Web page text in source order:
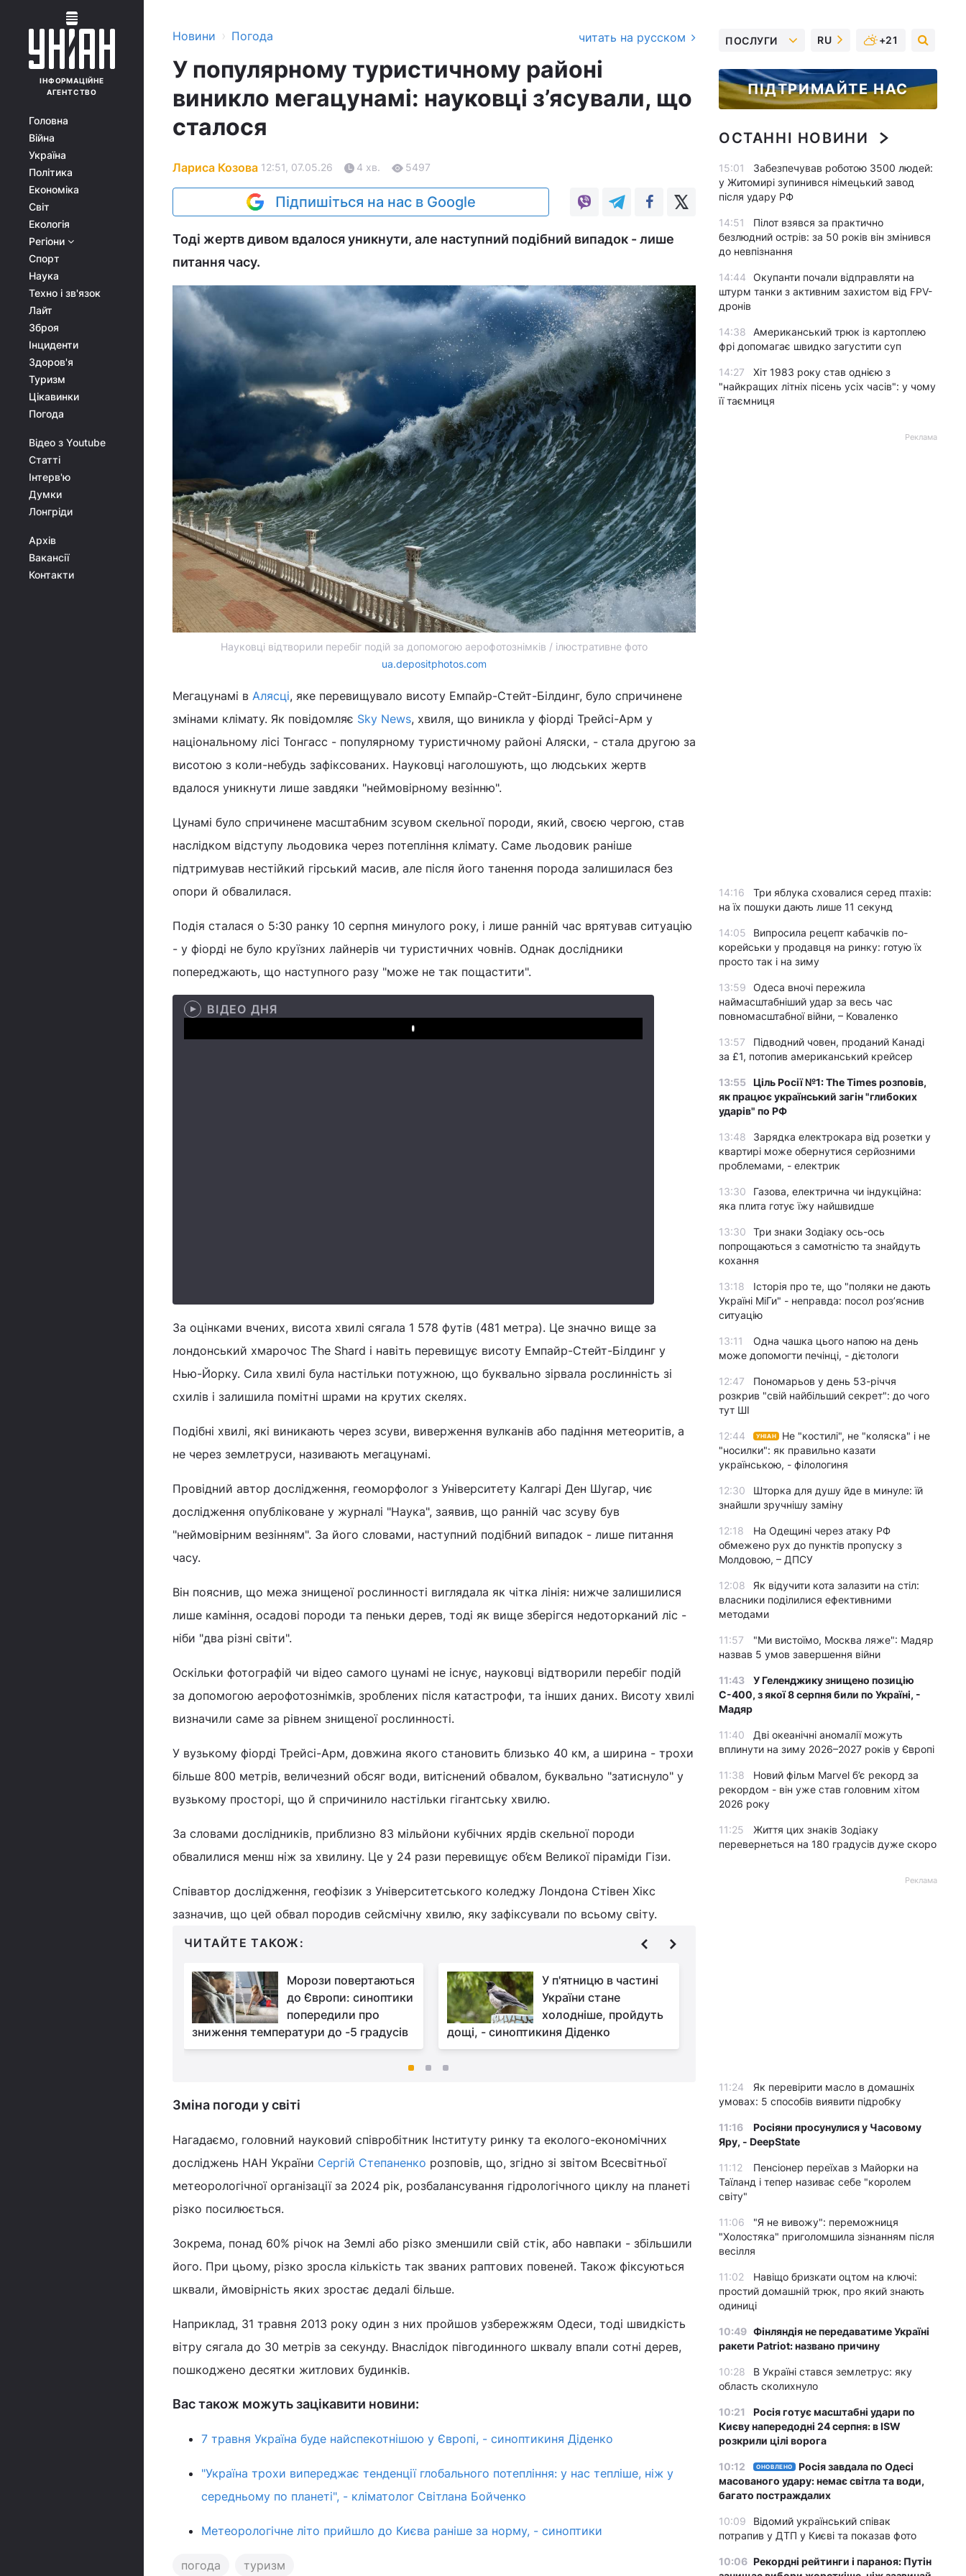
ІНФОРМАЦІЙНЕ
АГЕНТСТВО
Головна
Війна
Україна
Політика
Економіка
Світ
Екологія
Регіони
Спорт
Наука
Техно і зв'язок
Лайт
Зброя
Інциденти
Здоров'я
Туризм
Цікавинки
Погода
Відео з Youtube
Статті
Інтерв'ю
Думки
Лонгріди
Архів
Вакансії
Контакти
Новини › Погода читать на русском
У популярному туристичному районі
виникло мегацунамі: науковці з’ясували, що
сталося
Лариса Козова 12:51, 07.05.26 4 хв. 5497
Підпишіться на нас в Google
Тоді жертв дивом вдалося уникнути, але наступний подібний випадок - лише
питання часу.
Науковці відтворили перебіг подій за допомогою аерофотознімків / ілюстративне фото
ua.depositphotos.com
Мегацунамі в Алясці, яке перевищувало висоту Емпайр-Стейт-Білдинг, було спричинене
змінами клімату. Як повідомляє Sky News, хвиля, що виникла у фіорді Трейсі-Арм у
національному лісі Тонгасс - популярному туристичному районі Аляски, - стала другою за
висотою з коли-небудь зафіксованих. Науковці наголошують, що людських жертв
вдалося уникнути лише завдяки "неймовірному везінню".
Цунамі було спричинене масштабним зсувом скельної породи, який, своєю чергою, став
наслідком відступу льодовика через потепління клімату. Саме льодовик раніше
підтримував нестійкий гірський масив, але після його танення порода залишилася без
опори й обвалилася.
Подія сталася о 5:30 ранку 10 серпня минулого року, і лише ранній час врятував ситуацію
- у фіорді не було круїзних лайнерів чи туристичних човнів. Однак дослідники
попереджають, що наступного разу "може не так пощастити".
ВІДЕО ДНЯ
Play
За оцінками вчених, висота хвилі сягала 1 578 футів (481 метра). Це значно вище за
лондонський хмарочос The Shard і навіть перевищує висоту Емпайр-Стейт-Білдинг у
Нью-Йорку. Сила хвилі була настільки потужною, що буквально зірвала рослинність зі
схилів і залишила помітні шрами на крутих скелях.
Подібні хвилі, які виникають через зсуви, виверження вулканів або падіння метеоритів, а
не через землетруси, називають мегацунамі.
Провідний автор дослідження, геоморфолог з Університету Калгарі Ден Шугар, чиє
дослідження опубліковане у журналі "Наука", заявив, що ранній час зсуву був
"неймовірним везінням". За його словами, наступний подібний випадок - лише питання
часу.
Він пояснив, що межа знищеної рослинності виглядала як чітка лінія: нижче залишилися
лише каміння, осадові породи та пеньки дерев, тоді як вище зберігся недоторканий ліс -
ніби "два різні світи".
Оскільки фотографій чи відео самого цунамі не існує, науковці відтворили перебіг подій
за допомогою аерофотознімків, зроблених після катастрофи, та інших даних. Висоту хвилі
визначили саме за рівнем знищеної рослинності.
У вузькому фіорді Трейсі-Арм, довжина якого становить близько 40 км, а ширина - трохи
більше 800 метрів, величезний обсяг води, витіснений обвалом, буквально "затиснуло" у
вузькому просторі, що й спричинило настільки гігантську хвилю.
За словами дослідників, приблизно 83 мільйони кубічних ярдів скельної породи
обвалилися менш ніж за хвилину. Це у 24 рази перевищує об’єм Великої піраміди Гізи.
Співавтор дослідження, геофізик з Університетського коледжу Лондона Стівен Хікс
зазначив, що цей обвал породив сейсмічну хвилю, яку зафіксували по всьому світу.
ЧИТАЙТЕ ТАКОЖ:
Морози повертаються
до Європи: синоптики
попередили про
зниження температури до -5 градусів
У п'ятницю в частині
України стане
холодніше, пройдуть
дощі, - синоптикиня Діденко
Зміна погоди у світі
Нагадаємо, головний науковий співробітник Інституту ринку та еколого-економічних
досліджень НАН України Сергій Степаненко розповів, що, згідно зі звітом Всесвітньої
метеорологічної організації за 2024 рік, розбалансування гідрологічного циклу на планеті
різко посилюється.
Зокрема, понад 60% річок на Землі або різко зменшили свій стік, або навпаки - збільшили
його. При цьому, різко зросла кількість так званих раптових повеней. Також фіксуються
шквали, ймовірність яких зростає дедалі більше.
Наприклад, 31 травня 2013 року один з них пройшов узбережжям Одеси, тоді швидкість
вітру сягала до 30 метрів за секунду. Внаслідок півгодинного шквалу впали сотні дерев,
пошкоджено десятки житлових будинків.
Вас також можуть зацікавити новини:
7 травня Україна буде найспекотнішою у Європі, - синоптикиня Діденко
"Україна трохи випереджає тенденції глобального потепління: у нас тепліше, ніж у
середньому по планеті", - кліматолог Світлана Бойченко
Метеорологічне літо прийшло до Києва раніше за норму, - синоптики
погода туризм
ПОСЛУГИ RU +21
ПІДТРИМАЙТЕ НАС
ОСТАННІ НОВИНИ
15:01
Забезпечував роботою 3500 людей:
у Житомирі зупинився німецький завод
після удару РФ
14:51
Пілот взявся за практично
безлюдний острів: за 50 років він змінився
до невпізнання
14:44
Окупанти почали відправляти на
штурм танки з активним захистом від FPV-
дронів
14:38
Американський трюк із картоплею
фрі допомагає швидко загустити суп
14:27
Хіт 1983 року став однією з
"найкращих літніх пісень усіх часів": у чому
її таємниця
Реклама
14:16
Три яблука сховалися серед птахів:
на їх пошуки дають лише 11 секунд
14:05
Випросила рецепт кабачків по-
корейськи у продавця на ринку: готую їх
просто так і на зиму
13:59
Одеса вночі пережила
наймасштабніший удар за весь час
повномасштабної війни, – Коваленко
13:57
Підводний човен, проданий Канаді
за £1, потопив американський крейсер
13:55 Ціль Росії №1: The Times розповів,
як працює український загін "глибоких
ударів" по РФ
13:48
Зарядка електрокара від розетки у
квартирі може обернутися серйозними
проблемами, - електрик
13:30
Газова, електрична чи індукційна:
яка плита готує їжу найшвидше
13:30
Три знаки Зодіаку ось-ось
попрощаються з самотністю та знайдуть
кохання
13:18
Історія про те, що "поляки не дають
Україні МіГи" - неправда: посол роз’яснив
ситуацію
13:11
Одна чашка цього напою на день
може допомогти печінці, - дієтологи
12:47
Пономарьов у день 53-річчя
розкрив "свій найбільший секрет": до чого
тут ШІ
12:44 УНІАН
Не "костилі", не "коляска" і не
"носилки": як правильно казати
українською, - філологиня
12:30
Шторка для душу йде в минуле: їй
знайшли зручнішу заміну
12:18
На Одещині через атаку РФ
обмежено рух до пунктів пропуску з
Молдовою, – ДПСУ
12:08
Як відучити кота залазити на стіл:
власники поділилися ефективними
методами
11:57
"Ми вистоїмо, Москва ляже": Мадяр
назвав 5 умов завершення війни
11:43
У Геленджику знищено позицію
С-400, з якої 8 серпня били по Україні, -
Мадяр
11:40
Дві океанічні аномалії можуть
вплинути на зиму 2026–2027 років у Європі
11:38
Новий фільм Marvel б’є рекорд за
рекордом - він уже став головним хітом
2026 року
11:25
Життя цих знаків Зодіаку
перевернеться на 180 градусів дуже скоро
Реклама
11:24
Як перевірити масло в домашніх
умовах: 5 способів виявити підробку
11:16
Росіяни просунулися у Часовому
Яру, - DeepState
11:12
Пенсіонер переїхав з Майорки на
Таїланд і тепер називає себе "королем
світу"
11:06
"Я не вивожу": переможниця
"Холостяка" приголомшила зізнанням після
весілля
11:02
Навіщо бризкати оцтом на ключі:
простий домашній трюк, про який знають
одиниці
10:49 Фінляндія не передаватиме Україні
ракети Patriot: названо причину
10:28
В Україні стався землетрус: яку
область сколихнуло
10:21
Росія готує масштабні удари по
Києву напередодні 24 серпня: в ISW
розкрили цілі ворога
10:12 ОНОВЛЕНО
Росія завдала по Одесі
масованого удару: немає світла та води,
багато постраждалих
10:09
Відомий український співак
потрапив у ДТП у Києві та показав фото
10:06 Рекордні рейтинги і параноя: Путін